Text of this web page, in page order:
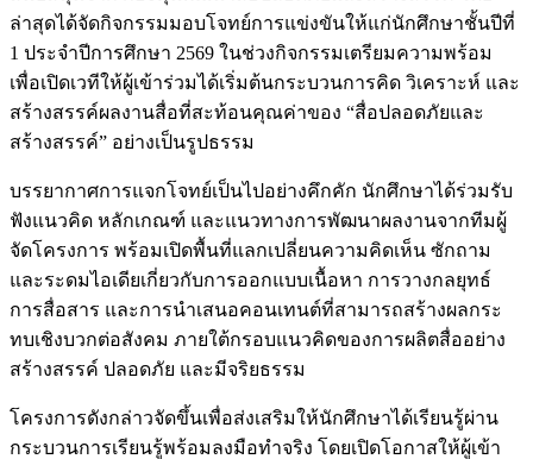
ล่าสุดได้จัดกิจกรรมมอบโจทย์การแข่งขันให้แก่นักศึกษาชั้นปีที่
1 ประจำปีการศึกษา 2569 ในช่วงกิจกรรมเตรียมความพร้อม
เพื่อเปิดเวทีให้ผู้เข้าร่วมได้เริ่มต้นกระบวนการคิด วิเคราะห์ และ
สร้างสรรค์ผลงานสื่อที่สะท้อนคุณค่าของ “สื่อปลอดภัยและ
สร้างสรรค์” อย่างเป็นรูปธรรม
บรรยากาศการแจกโจทย์เป็นไปอย่างคึกคัก นักศึกษาได้ร่วมรับ
ฟังแนวคิด หลักเกณฑ์ และแนวทางการพัฒนาผลงานจากทีมผู้
จัดโครงการ พร้อมเปิดพื้นที่แลกเปลี่ยนความคิดเห็น ซักถาม
และระดมไอเดียเกี่ยวกับการออกแบบเนื้อหา การวางกลยุทธ์
การสื่อสาร และการนำเสนอคอนเทนต์ที่สามารถสร้างผลกระ
ทบเชิงบวกต่อสังคม ภายใต้กรอบแนวคิดของการผลิตสื่ออย่าง
สร้างสรรค์ ปลอดภัย และมีจริยธรรม
โครงการดังกล่าวจัดขึ้นเพื่อส่งเสริมให้นักศึกษาได้เรียนรู้ผ่าน
กระบวนการเรียนรู้พร้อมลงมือทำจริง โดยเปิดโอกาสให้ผู้เข้า